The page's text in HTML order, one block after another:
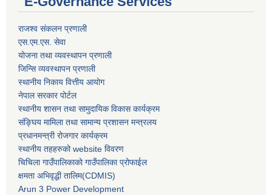
राजश्व संकलन प्रणाली
एस.एम.एस. सेवा
योजना तथा व्यवस्थापन प्रणाली
जिन्सि व्यवस्थापन प्रणाली
स्थानीय निकाय वित्तीय आयोग
नेपाल सरकार पोर्टल
स्थानीय शासन तथा सामुदायिक विकास कार्यक्रम
संङ्घिय मामिला तथा सामान्य प्रशासन मन्त्रलय
प्रधानमन्त्री रोजगार कार्यक्रम
स्थानीय तहहरुको website विवरण
चिचिला गाउँपालिकाको गाउँपालिका प्रोफाईल
क्षमता अभिवृद्धी तालिम(CDMIS)
Arun 3 Power Development